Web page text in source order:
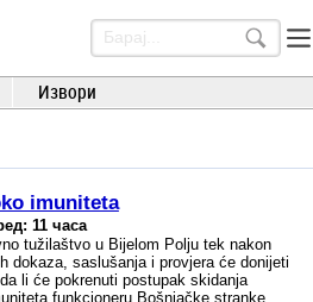
Извори
imuniteta
11 часа
tužilaštvo u Bijelom Polju tek nakon
dokaza, saslušanja i provjera će donijeti
li će pokrenuti postupak skidanja
funkcioneru Bošnjačke stranke